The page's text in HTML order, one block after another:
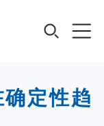
定性趋